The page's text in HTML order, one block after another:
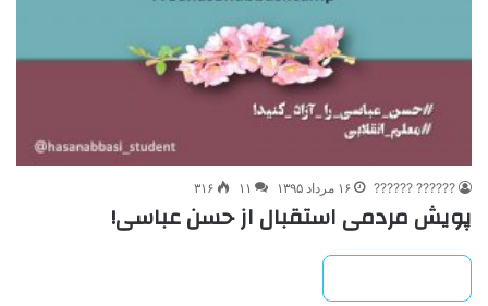
?????? ?????? ۱۶ مرداد ۱۳۹۵ ۱۱ ۳۱۶
پویش مردمی استقبال از حسن عباسی!